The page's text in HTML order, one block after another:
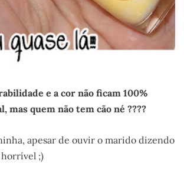
e a cor não ficam 100%
mas quem não tem cão né ????
apesar de ouvir o marido dizendo
;)